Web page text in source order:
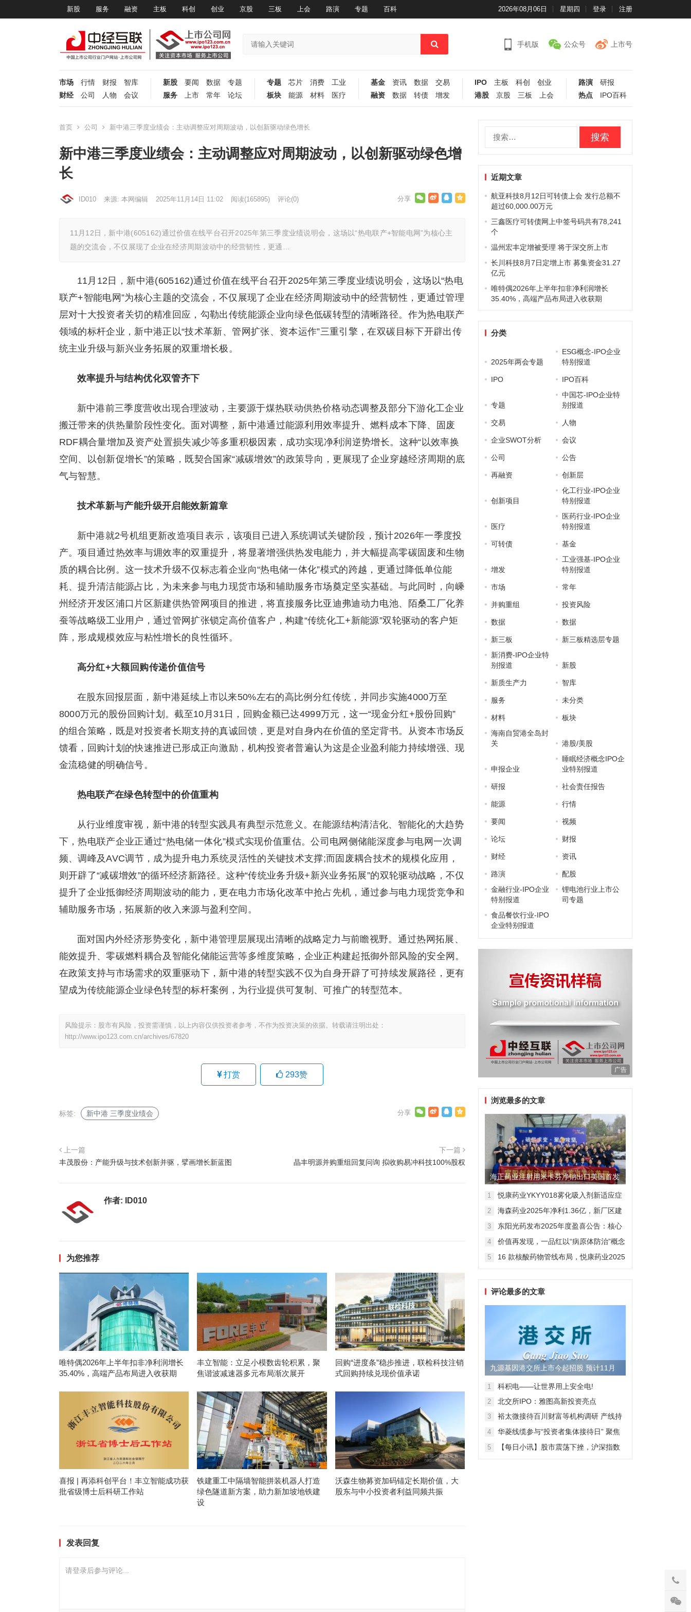
新股 服务 融资 主板 科创 创业 京股 三板 上会 路演 专题 百科 2026年08月06日 星期四 登录 注册
手机版 公众号 上市号
市场 行情 财报
智库
财经
公司 人物 会议
新股 要闻 数据
专题
服务
上市 常年 论坛
专题 芯片 消费
工业
板块
能源 材料 医疗
基金 资讯 数据
交易
融资
数据 转债 增发
IPO 主板 科创
创业
港股
京股 三板 上会
路演
研报
热点
IPO百科
首页 公司 新中港三季度业绩会：主动调整应对周期波动，以创新驱动绿色增长
新中港三季度业绩会：主动调整应对周期波动，以创新驱动绿色增
长
ID010 来源: 本网编辑 2025年11月14日 11:02 阅读(165895) 评论(0)
11月12日，新中港(605162)通过价值在线平台召开2025年第三季度业绩说明会，这场以“热电联产+智能电网”为核心主
题的交流会，不仅展现了企业在经济周期波动中的经营韧性，更通…
11月12日，新中港(605162)通过价值在线平台召开2025年第三季度业绩说明会，这场以“热电
联产+智能电网”为核心主题的交流会，不仅展现了企业在经济周期波动中的经营韧性，更通过管理
层对十大投资者关切的精准回应，勾勒出传统能源企业向绿色低碳转型的清晰路径。作为热电联产
领域的标杆企业，新中港正以“技术革新、管网扩张、资本运作”三重引擎，在双碳目标下开辟出传
统主业升级与新兴业务拓展的双重增长极。
效率提升与结构优化双管齐下
新中港前三季度营收出现合理波动，主要源于煤热联动供热价格动态调整及部分下游化工企业
搬迁带来的供热量阶段性变化。面对调整，新中港通过能源利用效率提升、燃料成本下降、固废
RDF耦合量增加及资产处置损失减少等多重积极因素，成功实现净利润逆势增长。这种“以效率换
空间、以创新促增长”的策略，既契合国家“减碳增效”的政策导向，更展现了企业穿越经济周期的底
气与智慧。
技术革新与产能升级开启能效新篇章
新中港就2号机组更新改造项目表示，该项目已进入系统调试关键阶段，预计2026年一季度投
产。项目通过热效率与㶲效率的双重提升，将显著增强供热发电能力，并大幅提高零碳固废和生物
质的耦合比例。这一技术升级不仅标志着企业向“热电储一体化”模式的跨越，更通过降低单位能
耗、提升清洁能源占比，为未来参与电力现货市场和辅助服务市场奠定坚实基础。与此同时，向嵊
州经济开发区浦口片区新建供热管网项目的推进，将直接服务比亚迪弗迪动力电池、陌桑工厂化养
蚕等战略级工业用户，通过管网扩张锁定高价值客户，构建“传统化工+新能源”双轮驱动的客户矩
阵，形成规模效应与粘性增长的良性循环。
高分红+大额回购传递价值信号
在股东回报层面，新中港延续上市以来50%左右的高比例分红传统，并同步实施4000万至
8000万元的股份回购计划。截至10月31日，回购金额已达4999万元，这一“现金分红+股份回购”
的组合策略，既是对投资者长期支持的真诚回馈，更是对自身内在价值的坚定背书。从资本市场反
馈看，回购计划的快速推进已形成正向激励，机构投资者普遍认为这是企业盈利能力持续增强、现
金流稳健的明确信号。
热电联产在绿色转型中的价值重构
从行业维度审视，新中港的转型实践具有典型示范意义。在能源结构清洁化、智能化的大趋势
下，热电联产企业正通过“热电储一体化”模式实现价值重估。公司电网侧储能深度参与电网一次调
频、调峰及AVC调节，成为提升电力系统灵活性的关键技术支撑;而固废耦合技术的规模化应用，
则开辟了“减碳增效”的循环经济新路径。这种“传统业务升级+新兴业务拓展”的双轮驱动战略，不仅
提升了企业抵御经济周期波动的能力，更在电力市场化改革中抢占先机，通过参与电力现货竞争和
辅助服务市场，拓展新的收入来源与盈利空间。
面对国内外经济形势变化，新中港管理层展现出清晰的战略定力与前瞻视野。通过热网拓展、
能效提升、零碳燃料耦合及智能化储能运营等多维度策略，企业正构建起抵御外部风险的安全网。
在政策支持与市场需求的双重驱动下，新中港的转型实践不仅为自身开辟了可持续发展路径，更有
望成为传统能源企业绿色转型的标杆案例，为行业提供可复制、可推广的转型范本。
风险提示：股市有风险，投资需谨慎，以上内容仅供投资者参考，不作为投资决策的依据。转载请注明出处：
http://www.ipo123.com.cn/archives/67820
打赏 293赞
标签: 新中港 三季度业绩会
上一篇
丰茂股份：产能升级与技术创新并驱，擘画增长新蓝图
下一篇
晶丰明源并购重组回复问询 拟收购易冲科技100%股权
作者: ID010
为您推荐
唯特偶2026年上半年扣非净利润增长
35.40%，高端产品布局进入收获期
丰立智能：立足小模数齿轮积累，聚
焦谐波减速器多元布局渐次展开
回购“进度条”稳步推进，联检科技注销
式回购持续兑现价值承诺
喜报 | 再添科创平台！丰立智能成功获
批省级博士后科研工作站
铁建重工中隔墙智能拼装机器人打造
绿色隧道新方案，助力新加坡地铁建
设
沃森生物募资加码锚定长期价值，大
股东与中小投资者利益同频共振
发表回复
请登录后参与评论...
近期文章
航亚科技8月12日可转债上会 发行总额不
超过60,000.00万元
三鑫医疗可转债网上中签号码共有78,241
个
温州宏丰定增被受理 将于深交所上市
长川科技8月7日定增上市 募集资金31.27
亿元
唯特偶2026年上半年扣非净利润增长
35.40%，高端产品布局进入收获期
分类
2025年两会专题
ESG概念-IPO企业
特别报道
IPO IPO百科
专题
中国芯-IPO企业特
别报道
交易 人物
企业SWOT分析 会议
公司 公告
再融资 创新层
创新项目
化工行业-IPO企业
特别报道
医疗
医药行业-IPO企业
特别报道
可转债 基金
增发
工业强基-IPO企业
特别报道
市场 常年
并购重组 投资风险
数据 数据
新三板
新三板精选层专题
新消费-IPO企业特
别报道
新股
新质生产力 智库
服务 未分类
材料
板块
海南自贸港全岛封
关
港股/美股
申报企业
睡眠经济概念IPO企
业特别报道
研报 社会责任报告
能源 行情
要闻 视频
论坛 财报
财经 资讯
路演
配股
金融行业-IPO企业
特别报道
锂电池行业上市公
司专题
食品餐饮行业-IPO
企业特别报道
广告
浏览最多的文章
海正药业注射用米卡芬净钠出口美国首发
制剂全球化迈出关键一步
1
悦康药业YKYY018雾化吸入剂新适应症
感染防治
2
海森药业2025年净利1.36亿，新厂区建
3
东阳光药发布2025年度盈喜公告：核心
维度
4
价值再发现，一品红以“病原体防治”概念
5
16 款核酸药物管线布局，悦康药业2025
评论最多的文章
九源基因港交所上市今起招股 预计11月
28日上市
1 科积电——让世界用上安全电!
2 北交所IPO：雅图高新投资亮点
3
裕太微接待百川财富等机构调研 产线持
4
华菱线缆参与“投资者集体接待日” 聚焦
5
【每日小讯】股市震荡下挫，沪深指数